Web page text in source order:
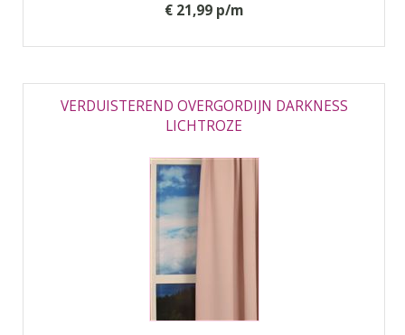
€ 21,99 p/m
VERDUISTEREND OVERGORDIJN DARKNESS
LICHTROZE